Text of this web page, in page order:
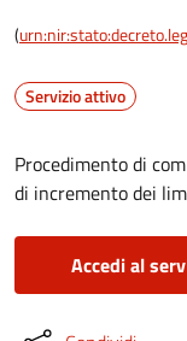
(
Servizio attivo
Procedimento di
di incremento dei
Accedi al